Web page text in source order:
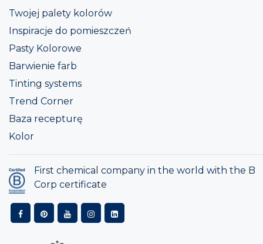
Twojej palety kolorów
Inspiracje do pomieszczeń
Pasty Kolorowe
Barwienie farb
Tinting systems
Trend Corner
Baza recepturę
Kolor
First chemical company in the world with the B
Corp certificate